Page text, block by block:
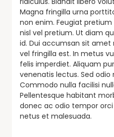
Magna fringilla urna
non enim. Feugiat
nisl vel pretium. Ut diam
id. Dui accumsan sit amet
vel fringilla est. In metus
felis imperdiet. Aliquam
venenatis lectus. Sed
Commodo nulla facilisi
Pellentesque habitant
donec ac odio tempor
netus et malesuada.